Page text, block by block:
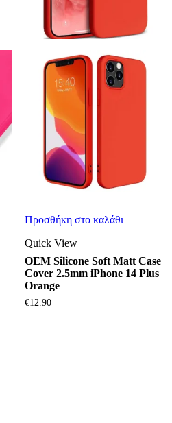
Προσθήκη στο καλάθι
Quick View
OEM Silicone Soft Matt Case
Cover 2.5mm iPhone 14 Plus
Orange
€12.90